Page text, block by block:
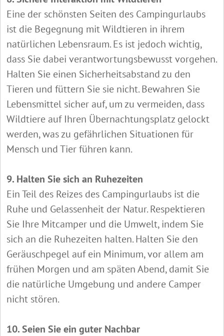
Eine der schönsten Seiten des Campingurlaubs
ist die Begegnung mit Wildtieren in ihrem
natürlichen Lebensraum. Es ist jedoch wichtig,
dass Sie dabei verantwortungsbewusst vorgehen.
Halten Sie einen Sicherheitsabstand zu den
Tieren und füttern Sie sie nicht. Bewahren Sie
Lebensmittel sicher auf, um zu vermeiden, dass
Wildtiere auf Ihren Übernachtungsplatz gelockt
werden, was zu gefährlichen Situationen für
Mensch und Tier führen kann.
9. Halten Sie sich an Ruhezeiten
Ein Teil des Reizes des Campingurlaubs ist die
Ruhe und Gelassenheit der Natur. Respektieren
Sie Ihre Mitcamper und die Umwelt, indem Sie
sich an die Ruhezeiten halten. Halten Sie den
Geräuschpegel auf ein Minimum, vor allem am
frühen Morgen und am späten Abend, damit Sie
die natürliche Umgebung und andere Camper
nicht stören.
10. Seien Sie ein guter Nachbar